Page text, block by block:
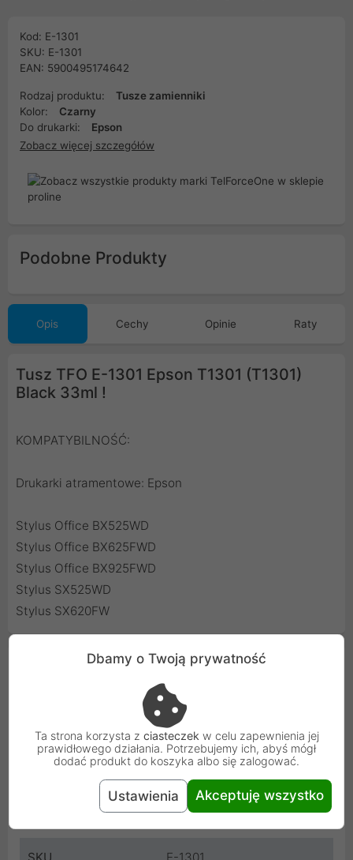
Kod: E-1301
SKU: E-1301
EAN: 5900495174642
Rodzaj produktu:
Tusze zamienniki
Kolor:
Czarny
Do drukarki:
Epson
Zobacz więcej szczegółów
Podobne Produkty
Opis Cechy Opinie Raty
Tusz TFO E-1301 Epson T1301 (T1301)
Black 33ml !
KOMPATYBILNOŚĆ:
Drukarki atramentowe: Epson
Stylus Office BX525WD
Stylus Office BX625FWD
Stylus Office BX925FWD
Stylus SX525WD
Stylus SX620FW
Cechy produktu
Tusze zamienniki
Kolor Czarny
Epson
SKU E-1301
Dbamy o Twoją prywatność
Ta strona korzysta z ciasteczek w celu zapewnienia jej
prawidłowego działania. Potrzebujemy ich, abyś mógł
dodać produkt do koszyka albo się zalogować.
Ustawienia Akceptuję wszystko